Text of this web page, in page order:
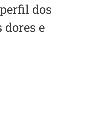
dos
e